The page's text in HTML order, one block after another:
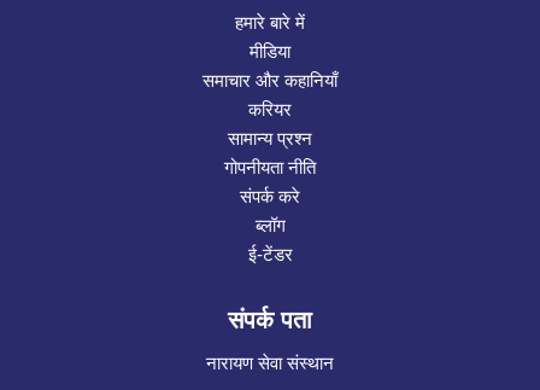
हमारे बारे में
मीडिया
समाचार और कहानियाँ
करियर
सामान्य प्रश्न
गोपनीयता नीति
संपर्क करे
ब्लॉग
ई-टेंडर
संपर्क पता
नारायण सेवा संस्थान